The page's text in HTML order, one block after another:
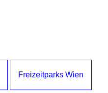
Freizeitparks Wien